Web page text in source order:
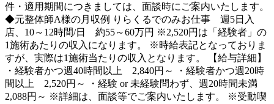
件・適用期間につきましては、面談時にご案内いたします。
◆元整体師A様の月収例 りらくるでのみお仕事 週5日入
店、10～12時間/日 約55～60万円 ※2,520円は「経験者」の
1施術あたりの収入になります。 ※時給表記となっておりま
すが、実際は1施術当たりの収入となります。 【給与詳細】
・経験者かつ週40時間以上 2,840円～ ・経験者かつ週20時
間以上 2,520円～ ・経験 or 未経験問わず、週20時間未満
2,088円～ ※詳細は、面談等でご案内いたします。 ※受動喫